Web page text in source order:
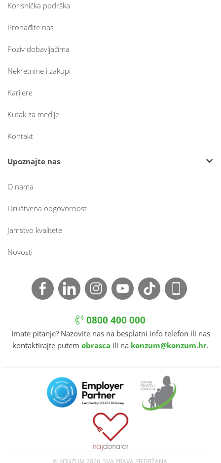
Korisnička podrška
Pronađite nas
Poziv dobavljačima
Nekretnine i zakupi
Karijere
Kutak za medije
Kontakt
Upoznajte nas
O nama
Društvena odgovornost
Jamstvo kvalitete
Novosti
0800 400 000
Imate pitanje? Nazovite nas na besplatni info telefon ili nas
kontaktirajte putem obrasca ili na konzum@konzum.hr.
© KONZUM 2026. SVA PRAVA PRIDRŽANA.